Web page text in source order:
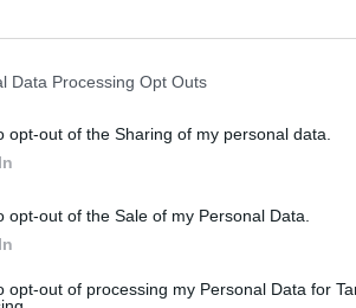
Data Processing Opt Outs
opt-out of the Sharing of my personal data.
opt-out of the Sale of my Personal Data.
opt-out of processing my Personal Data for
di rivedere tale meccanismo,
contro l'aumento
Ghiselli, il dato dell'Istat
intervenire per bloccare
di vita e avviare un
modifica del sistema".
segretario generale Uil,